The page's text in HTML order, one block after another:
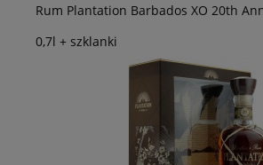
Rum Plantation Barbados XO 20th
0,7l + szklanki